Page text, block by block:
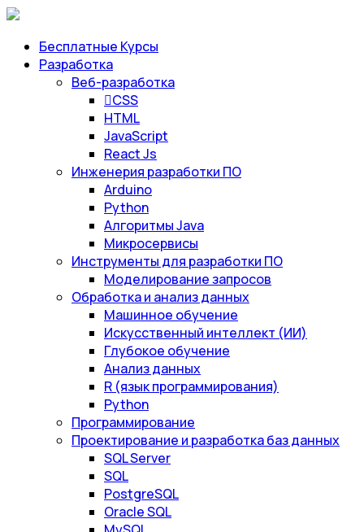
Бесплатные Курсы
Разработка
Веб-разработка
CSS
HTML
JavaScript
React Js
Инженерия разработки ПО
Arduino
Python
Алгоритмы Java
Микросервисы
Инструменты для разработки ПО
Моделирование запросов
Обработка и анализ данных
Машинное обучение
Искусственный интеллект (ИИ)
Глубокое обучение
Анализ данных
R (язык программирования)
Python
Программирование
Проектирование и разработка баз данных
SQL Server
SQL
PostgreSQL
Oracle SQL